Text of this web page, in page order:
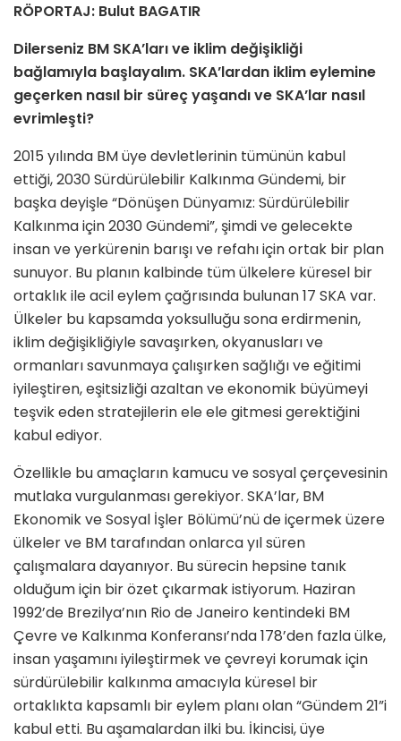
RÖPORTAJ: Bulut BAGATIR
Dilerseniz BM SKA’ları ve iklim değişikliği
bağlamıyla başlayalım. SKA’lardan iklim eylemine
geçerken nasıl bir süreç yaşandı ve SKA’lar nasıl
evrimleşti?
2015 yılında BM üye devletlerinin tümünün kabul
ettiği, 2030 Sürdürülebilir Kalkınma Gündemi, bir
başka deyişle “Dönüşen Dünyamız: Sürdürülebilir
Kalkınma için 2030 Gündemi”, şimdi ve gelecekte
insan ve yerkürenin barışı ve refahı için ortak bir plan
sunuyor. Bu planın kalbinde tüm ülkelere küresel bir
ortaklık ile acil eylem çağrısında bulunan 17 SKA var.
Ülkeler bu kapsamda yoksulluğu sona erdirmenin,
iklim değişikliğiyle savaşırken, okyanusları ve
ormanları savunmaya çalışırken sağlığı ve eğitimi
iyileştiren, eşitsizliği azaltan ve ekonomik büyümeyi
teşvik eden stratejilerin ele ele gitmesi gerektiğini
kabul ediyor.
Özellikle bu amaçların kamucu ve sosyal çerçevesinin
mutlaka vurgulanması gerekiyor. SKA’lar, BM
Ekonomik ve Sosyal İşler Bölümü’nü de içermek üzere
ülkeler ve BM tarafından onlarca yıl süren
çalışmalara dayanıyor. Bu sürecin hepsine tanık
olduğum için bir özet çıkarmak istiyorum. Haziran
1992’de Brezilya’nın Rio de Janeiro kentindeki BM
Çevre ve Kalkınma Konferansı’nda 178’den fazla ülke,
insan yaşamını iyileştirmek ve çevreyi korumak için
sürdürülebilir kalkınma amacıyla küresel bir
ortaklıkta kapsamlı bir eylem planı olan “Gündem 21”i
kabul etti. Bu aşamalardan ilki bu. İkincisi, üye